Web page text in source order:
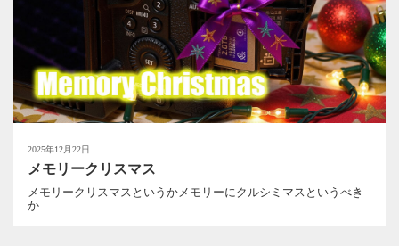
2025年12月22日
メモリークリスマス
メモリークリスマスというかメモリーにクルシミマスというべき
か...